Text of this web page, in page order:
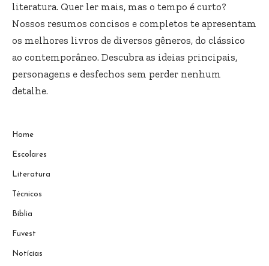
literatura. Quer ler mais, mas o tempo é curto?
Nossos resumos concisos e completos te apresentam
os melhores livros de diversos gêneros, do clássico
ao contemporâneo. Descubra as ideias principais,
personagens e desfechos sem perder nenhum
detalhe.
Home
Escolares
Literatura
Técnicos
Bíblia
Fuvest
Notícias